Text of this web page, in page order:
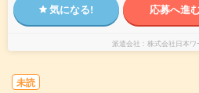
気になる! 応募へ進
派遣会社 株式会社日本ワ
未読